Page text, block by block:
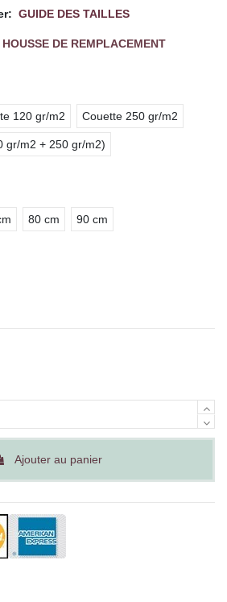
GUIDE DES TAILLES
HOUSSE DE REMPLACEMENT
120 gr/m2 Couette 250 gr/m2
gr/m2 + 250 gr/m2)
80 cm 90 cm
Ajouter au panier